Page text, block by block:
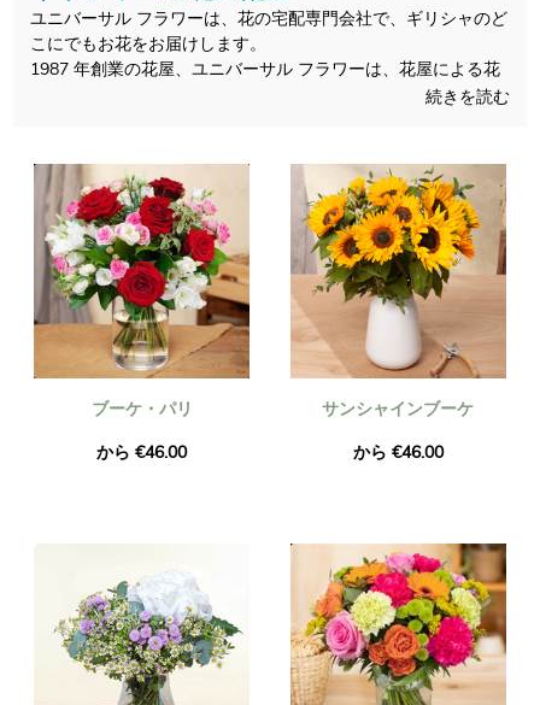
ユニバーサル フラワーは、花の宅配専門会社で、ギリシャのど
こにでもお花をお届けします。
1987 年創業の花屋、ユニバーサル フラワーは、花屋による花
ます。受取人の近くのお花屋さん。午後 4 時までにご注文いた
だくと、祝日を含む翌日にお届けします。お祝いのイベントが
何であれ（誕生、誕生日、結婚式、感謝など）、花の配達はユ
ニバーサルフラワーにお任せください。
続きを読む
ブーケ・パリ
から €46.00
サンシャインブーケ
から €46.00